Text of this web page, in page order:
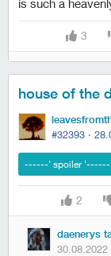
i̇s such a
3
house of the
#32393 ·
2
daenerys
30.08.2022